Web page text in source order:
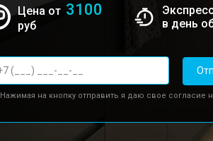
Цена от 3100
руб
в день
Нажимая на кнопку отправить я даю свое согласие